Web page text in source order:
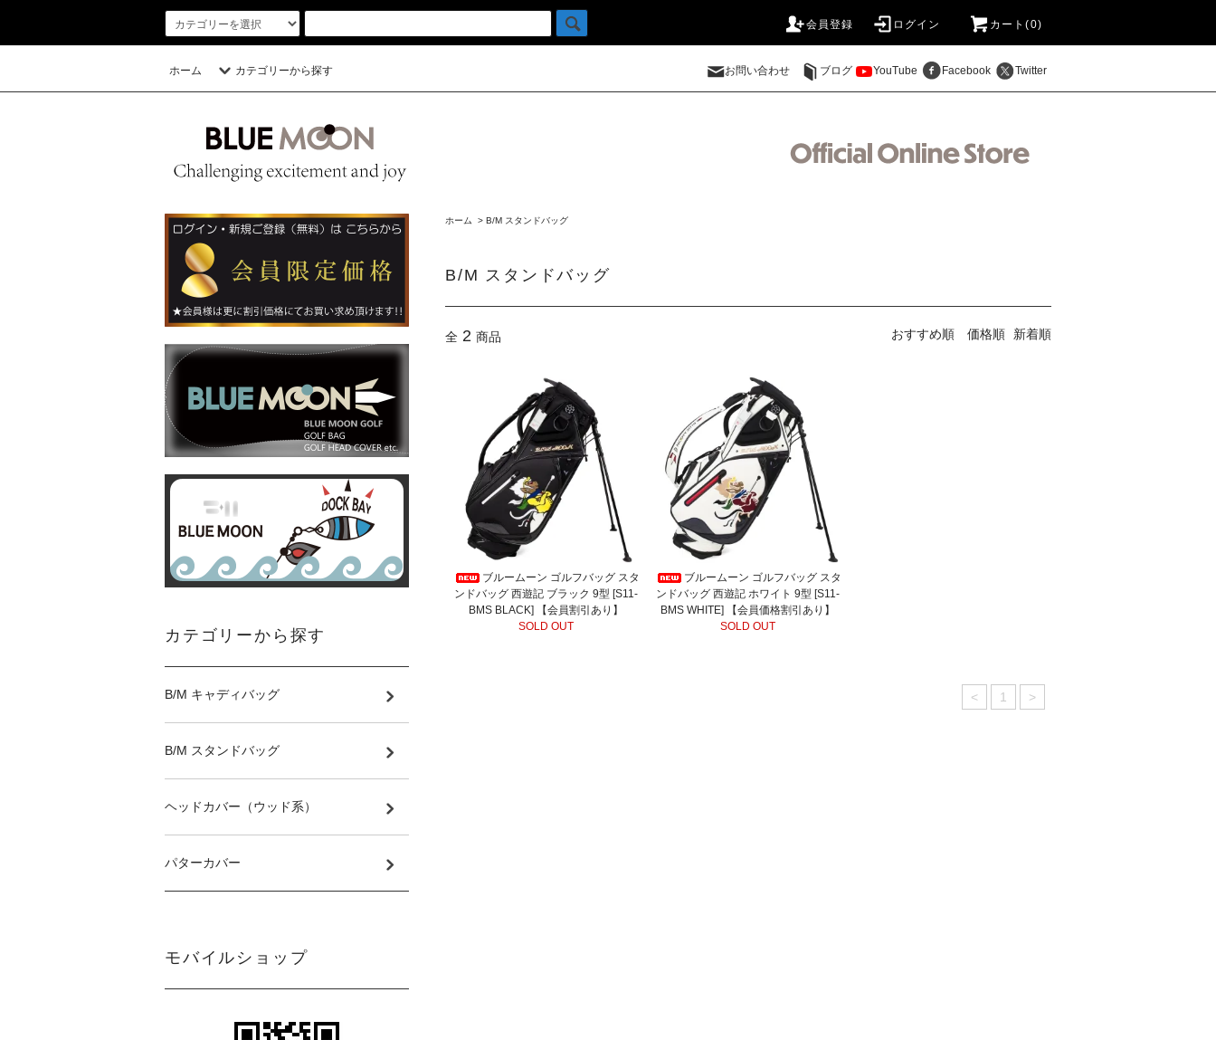
会員登録 ログイン カート(0)
ホーム カテゴリーから探す お問い合わせ ブログ YouTube Facebook Twitter
ホーム > B/M スタンドバッグ
B/M スタンドバッグ
全 2 商品 おすすめ順 価格順 新着順
ブルームーン ゴルフバッグ スタ
ンドバッグ 西遊記 ブラック 9型 [S11-
BMS BLACK] 【会員割引あり】
SOLD OUT
ブルームーン ゴルフバッグ スタ
ンドバッグ 西遊記 ホワイト 9型 [S11-
BMS WHITE] 【会員価格割引あり】
SOLD OUT
< 1 >
カテゴリーから探す
B/M キャディバッグ
B/M スタンドバッグ
ヘッドカバー（ウッド系）
パターカバー
モバイルショップ